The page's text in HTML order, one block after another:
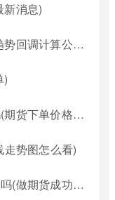
新消息)
算公式是什么)
)
单价格哪个好?)
势图怎么看)
经历过失败吗为什么)